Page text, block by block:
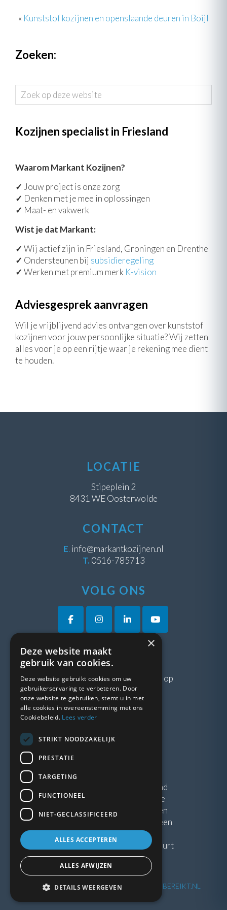
« Kunststof kozijnen en openslaande deuren in Boijl
Zoeken:
Zoek
op
website
Kozijnen specialist in Friesland
Waarom Markant Kozijnen?
✓ Jouw project is onze zorg
✓ Denken met je mee in oplossingen
✓ Maat- en vakwerk
Wist je dat Markant:
✓ Wij actief zijn in Friesland, Groningen en Drenthe
✓ Ondersteunen bij subsidieregeling
✓ Werken met premium merk K-vision
Adviesgesprek aanvragen
Wil je vrijblijvend advies ontvangen over kunststof
kozijnen voor jouw persoonlijke situatie? Wij zetten
alles voor je op een rijtje waar je rekening mee dient
te houden.
LOCATIE
Stipeplein 2
8431 WE Oosterwolde
CONTACT
E.info@markantkozijnen.nl
T. 0516-785713
VOLG ONS
VRAGEN?
Neem gerustcontactmet ons op
LINKS
Blogs
Algemene voorwaarden
Kunststof Kozijnen Friesland
Kunststof kozijnen Drenthe
Kunststof Kozijnen Drachten
Kunststof Kozijnen Hoogeveen
Kunststof kozijnen in jouw buurt
2026| Website ontwikkeling door WEBSITEBEREIKT.NL
×
Deze website maakt
gebruik van cookies.
Deze website gebruikt cookies om uw
gebruikerservaring te verbeteren. Door
onze website te gebruiken, stemt u in met
alle cookies in overeenstemming met ons
Cookiebeleid. Lees verder
STRIKT NOODZAKELIJK
PRESTATIE
TARGETING
FUNCTIONEEL
NIET-GECLASSIFICEERD
ALLES ACCEPTEREN
ALLES AFWIJZEN
DETAILS WEERGEVEN